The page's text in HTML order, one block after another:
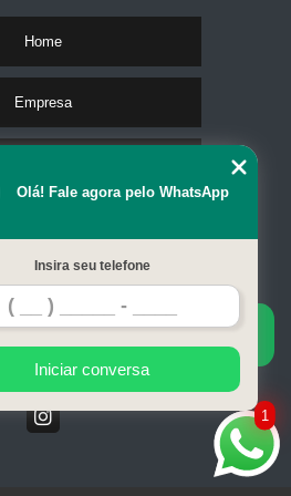
Home
Empresa
Contato
Mapa do site
1
Olá! Fale agora pelo WhatsApp
Insira seu telefone
Iniciar conversa